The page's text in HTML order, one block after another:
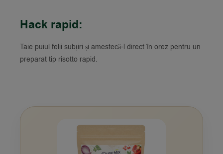
Hack rapid:
Taie puiul felii subțiri și amestecă-l direct în orez pentru un
preparat tip risotto rapid.